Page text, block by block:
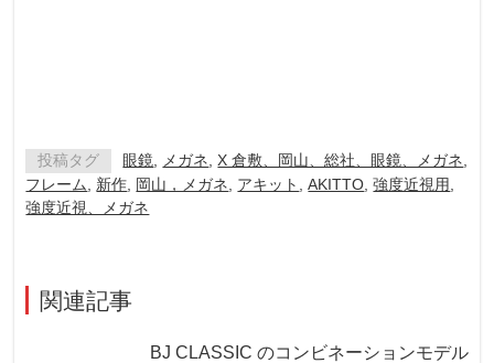
投稿タグ 眼鏡, メガネ,X 倉敷、岡山、総社、眼鏡、メガネ,
フレーム, 新作, 岡山，メガネ, アキット ,AKITTO,強度近視用 ,
強度近視、メガネ
関連記事
BJ CLASSIC のコンビネーションモデル